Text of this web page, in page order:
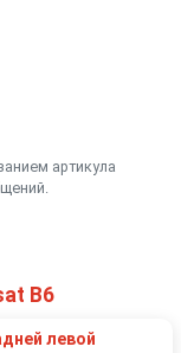
артикула
B6
левой